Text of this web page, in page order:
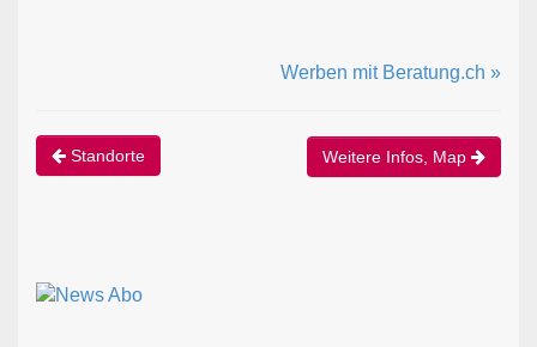
Werben mit Beratung.ch »
Standorte Weitere Infos, Map